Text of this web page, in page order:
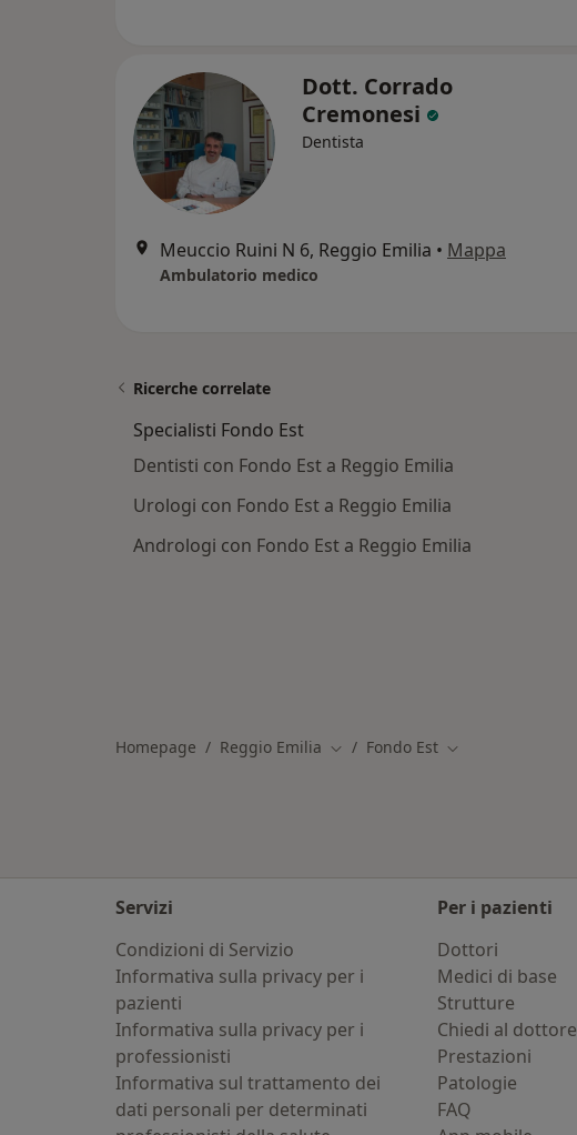
Dott. Corrado
Cremonesi
Dentista
Meuccio Ruini N 6, Reggio Emilia • Mappa
Ambulatorio medico
Ricerche correlate
Specialisti Fondo Est
Dentisti con Fondo Est a Reggio Emilia
Urologi con Fondo Est a Reggio Emilia
Andrologi con Fondo Est a Reggio Emilia
Homepage Reggio Emilia Cambia città
Fondo Est Cambia città
Servizi
Condizioni di Servizio
Informativa sulla privacy per i
pazienti
Informativa sulla privacy per i
professionisti
Informativa sul trattamento dei
dati personali per determinati
Per i pazienti
Dottori
Medici di base
Strutture
Chiedi al dottore
Prestazioni
Patologie
FAQ